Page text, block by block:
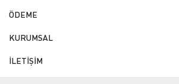
ÖDEME
KURUMSAL
İLETİŞİM